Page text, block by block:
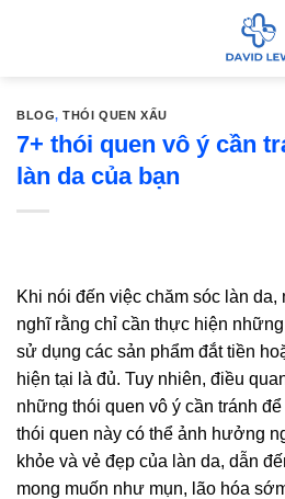
BLOG,THÓI QUEN XẤU
7+ thói quen vô ý cần
làn da của bạn
Khi nói đến việc chăm sóc làn
nghĩ rằng chỉ cần thực hiện những
sử dụng các sản phẩm đắt tiền
hiện tại là đủ. Tuy nhiên, điều
những thói quen vô ý cần tránh
thói quen này có thể ảnh hưởng
khỏe và vẻ đẹp của làn da, dẫn
mong muốn như mụn, lão hóa